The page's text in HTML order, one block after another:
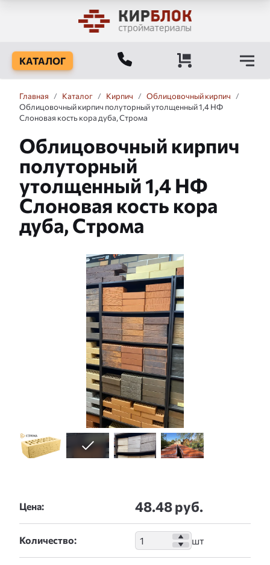
КАТАЛОГ
Главная / Каталог / Кирпич / Облицовочный кирпич
/
Облицовочный кирпич полуторный утолщенный 1,4 НФ
Слоновая кость кора дуба, Строма
Облицовочный кирпич
полуторный
утолщенный 1,4 НФ
Слоновая кость кора
дуба, Строма
Цена: 48.48 руб.
Количество: